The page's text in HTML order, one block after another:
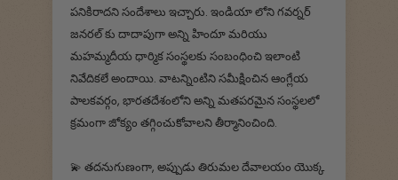
పనికిరాదని సందేశాలు ఇచ్చారు. ఇండియా లోని గవర్నర్
జనరల్ కు దాదాపుగా అన్ని హిందూ మరియు
మహమ్మదీయ ధార్మిక సంస్థలకు సంబంధించి ఇలాంటి
నివేదికలే అందాయి. వాటన్నింటిని సమీక్షించిన ఆంగ్లేయ
పాలకవర్గం, భారతదేశంలోని అన్ని మతపరమైన సంస్థలలో
క్రమంగా జోక్యం తగ్గించుకోవాలని తీర్మానించింది.
💫 తదనుగుణంగా, అప్పుడు తిరుమల దేవాలయం యొక్క